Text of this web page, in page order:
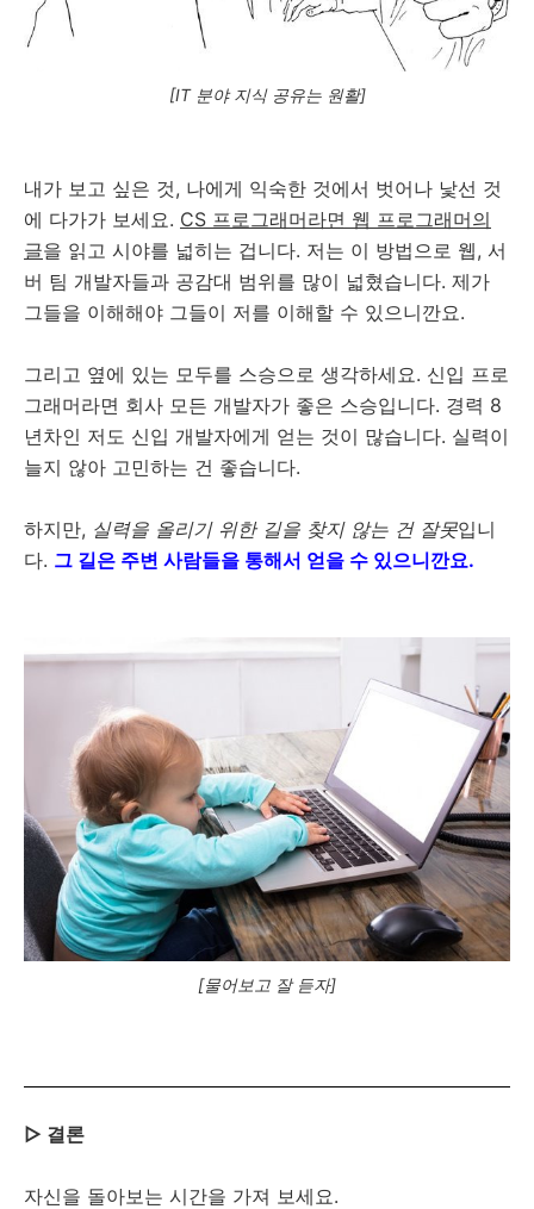
[IT 분야 지식 공유는 원활]
내가 보고 싶은 것, 나에게 익숙한 것에서 벗어나 낯선 것
에 다가가 보세요. CS 프로그래머라면 웹 프로그래머의
글을 읽고 시야를 넓히는 겁니다. 저는 이 방법으로 웹, 서
버 팀 개발자들과 공감대 범위를 많이 넓혔습니다. 제가
그들을 이해해야 그들이 저를 이해할 수 있으니깐요.
그리고 옆에 있는 모두를 스승으로 생각하세요. 신입 프로
그래머라면 회사 모든 개발자가 좋은 스승입니다. 경력 8
년차인 저도 신입 개발자에게 얻는 것이 많습니다. 실력이
늘지 않아 고민하는 건 좋습니다.
하지만, 실력을 올리기 위한 길을 찾지 않는 건 잘못입니
다. 그 길은 주변 사람들을 통해서 얻을 수 있으니깐요.
[물어보고 잘 듣자]
▷ 결론
자신을 돌아보는 시간을 가져 보세요.